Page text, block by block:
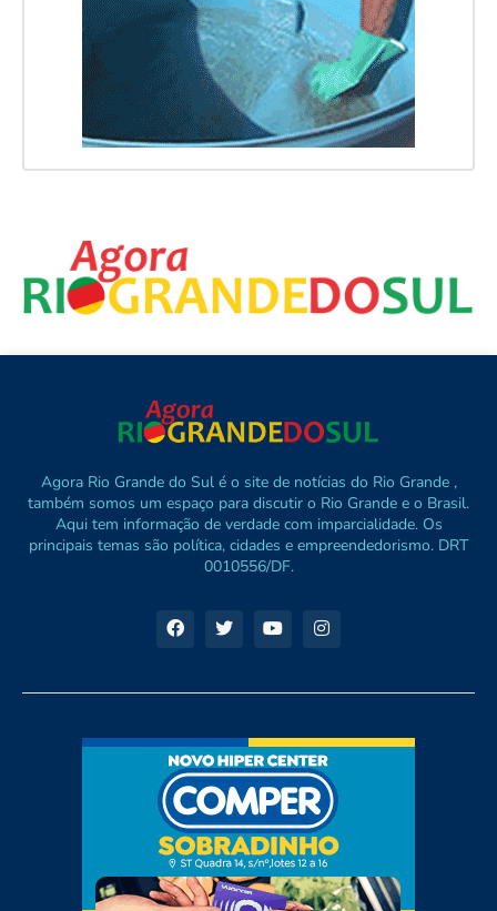
Agora Rio Grande do Sul é o site de notícias do Rio Grande ,
também somos um espaço para discutir o Rio Grande e o Brasil.
Aqui tem informação de verdade com imparcialidade. Os
principais temas são política, cidades e empreendedorismo. DRT
0010556/DF.